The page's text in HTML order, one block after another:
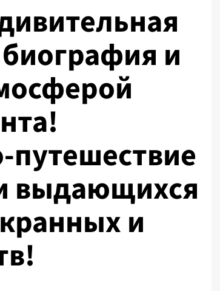
и
путешествие
выдающихся
и